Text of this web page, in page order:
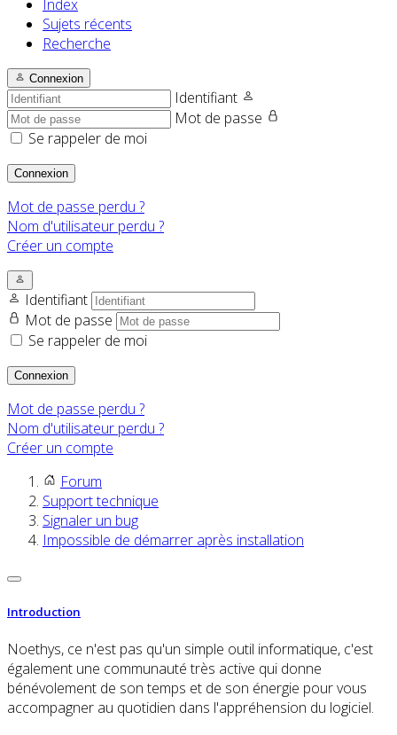
Index
Sujets récents
Recherche
Connexion
Identifiant
Mot de passe
Se rappeler de moi
Connexion
Mot de passe perdu ?
Nom d'utilisateur perdu ?
Créer un compte
Identifiant
Mot de passe
Se rappeler de moi
Connexion
Mot de passe perdu ?
Nom d'utilisateur perdu ?
Créer un compte
Forum
Support technique
Signaler un bug
Impossible de démarrer après installation
Introduction
Noethys, ce n'est pas qu'un simple outil informatique, c'est
également une communauté très active qui donne
bénévolement de son temps et de son énergie pour vous
accompagner au quotidien dans l'appréhension du logiciel.